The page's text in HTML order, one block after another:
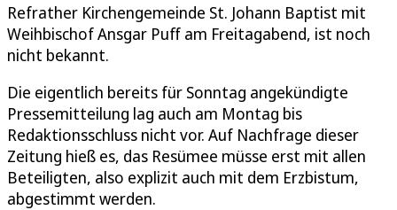
Refrather Kirchengemeinde St. Johann Baptist mit
Weihbischof Ansgar Puff am Freitagabend, ist noch
nicht bekannt.
Die eigentlich bereits für Sonntag angekündigte
Pressemitteilung lag auch am Montag bis
Redaktionsschluss nicht vor. Auf Nachfrage dieser
Zeitung hieß es, das Resümee müsse erst mit allen
Beteiligten, also explizit auch mit dem Erzbistum,
abgestimmt werden.